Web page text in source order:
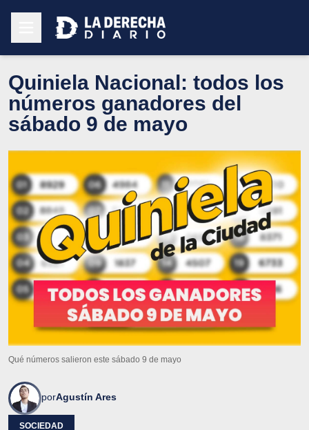
Quiniela Nacional: todos los
números ganadores del
sábado 9 de mayo
Qué números salieron este sábado 9 de mayo
porAgustín Ares
SOCIEDAD